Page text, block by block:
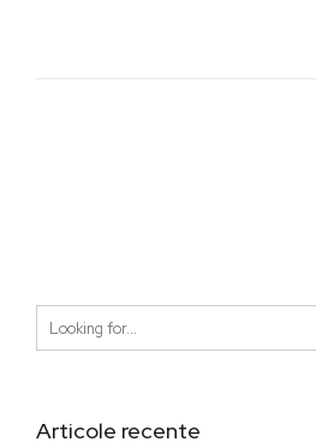
Articole recente